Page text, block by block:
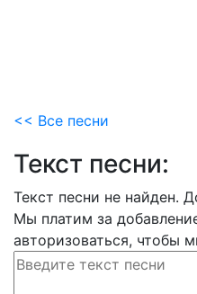
<< Все песни
Текст песни:
Текст песни не найден.
Мы платим за
авторизоваться, чтобы